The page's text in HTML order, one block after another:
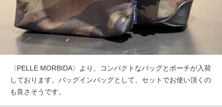
〈PELLE MORBIDA〉より、コンパクトなバッグとポーチが入荷
しております。バッグインバッグとして、セットでお使い頂くの
も良さそうです。